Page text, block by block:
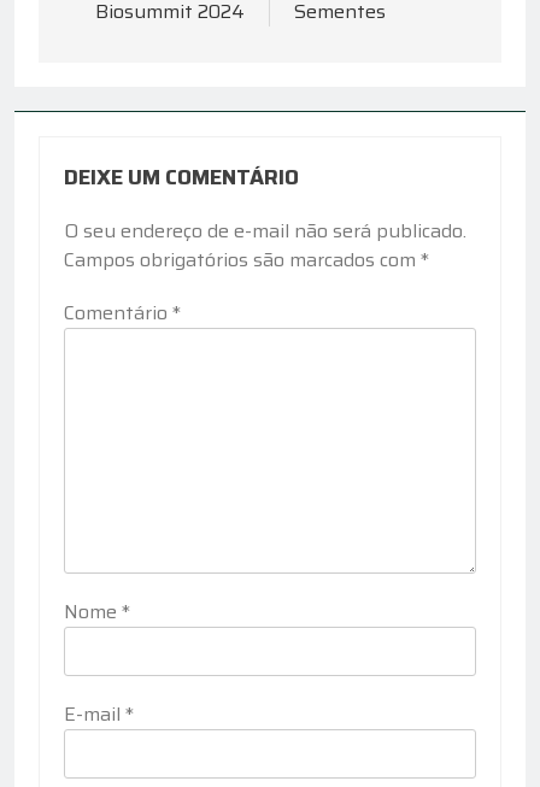
Biosummit 2024 Sementes
DEIXE UM COMENTÁRIO
O seu endereço de e-mail não será publicado.
Campos obrigatórios são marcados com *
Comentário *
Nome *
E-mail *